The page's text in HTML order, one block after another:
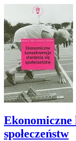
Ekonomiczne
społeczeństw